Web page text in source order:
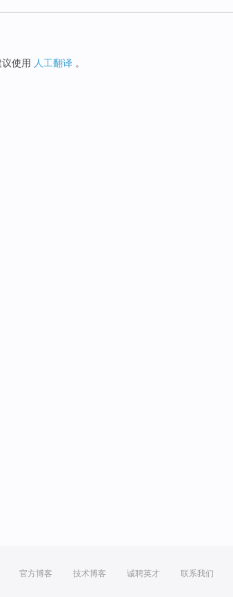
使用 人工翻译 。
官方博客 技术博客 诚聘英才 联系我们